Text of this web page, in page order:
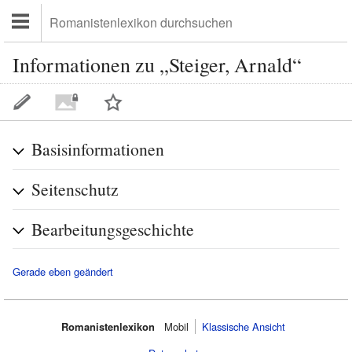
Informationen zu „Steiger, Arnald“
Basisinformationen
Seitenschutz
Bearbeitungsgeschichte
Gerade eben geändert
Romanistenlexikon Mobil‌
Klassische Ansicht